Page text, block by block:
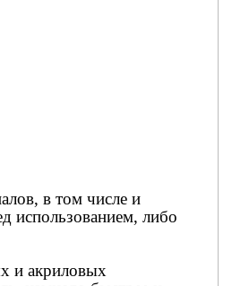
в том числе и
использованием, либо
и акриловых